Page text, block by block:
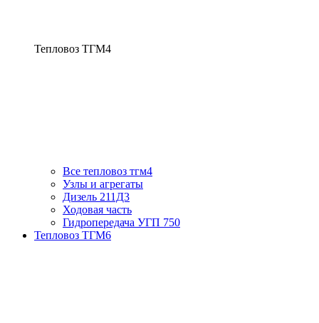
Тепловоз ТГМ4
Все тепловоз тгм4
Узлы и агрегаты
Дизель 211Д3
Ходовая часть
Гидропередача УГП 750
Тепловоз ТГМ6